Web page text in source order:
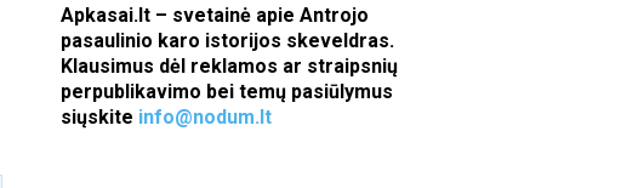
Apkasai.lt – svetainė apie Antrojo
pasaulinio karo istorijos skeveldras.
Klausimus dėl reklamos ar straipsnių
perpublikavimo bei temų pasiūlymus
siųskite info@nodum.lt